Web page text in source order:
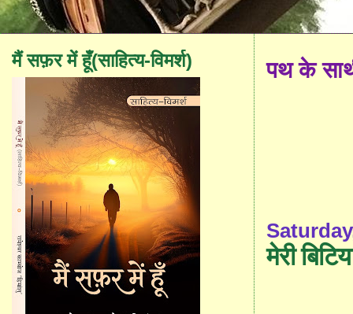
पथ के
मेरी
मैं सफ़र में हूँ(साहित्य-विमर्श)